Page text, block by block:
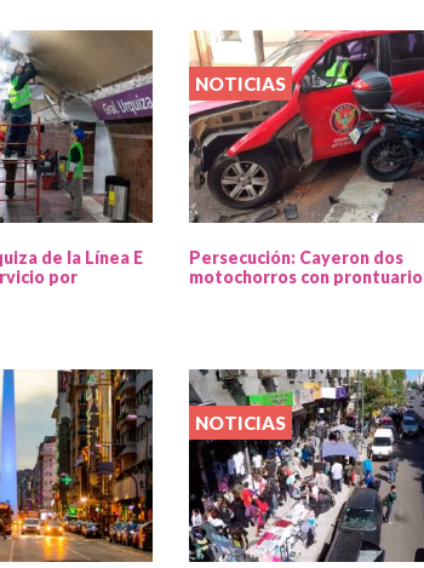
de la Línea E
por
NOTICIAS
Persecución: Cayeron dos
motochorros con prontuario
NOTICIAS